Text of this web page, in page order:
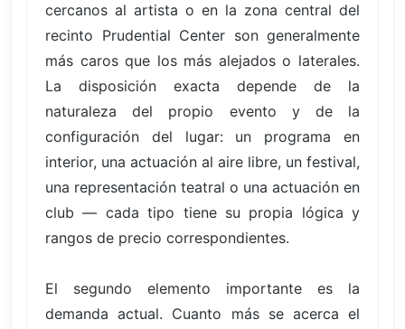
cercanos al artista o en la zona central del
recinto Prudential Center son generalmente
más caros que los más alejados o laterales.
La disposición exacta depende de la
naturaleza del propio evento y de la
configuración del lugar: un programa en
interior, una actuación al aire libre, un festival,
una representación teatral o una actuación en
club — cada tipo tiene su propia lógica y
rangos de precio correspondientes.
El segundo elemento importante es la
demanda actual. Cuanto más se acerca el